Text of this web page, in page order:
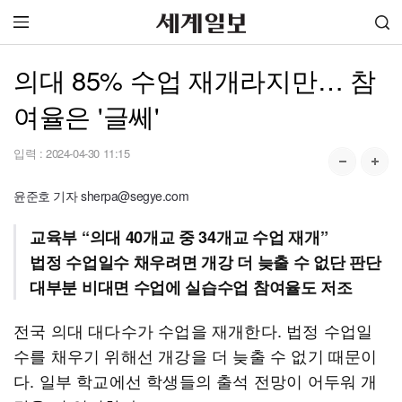
의대 85% 수업 재개라지만… 참
여율은 '글쎄'
입력 : 2024-04-30 11:15
윤준호 기자 sherpa@segye.com
교육부 “의대 40개교 중 34개교 수업 재개”
법정 수업일수 채우려면 개강 더 늦출 수 없단 판단
대부분 비대면 수업에 실습수업 참여율도 저조
전국 의대 대다수가 수업을 재개한다. 법정 수업일
수를 채우기 위해선 개강을 더 늦출 수 없기 때문이
다. 일부 학교에선 학생들의 출석 전망이 어두워 개